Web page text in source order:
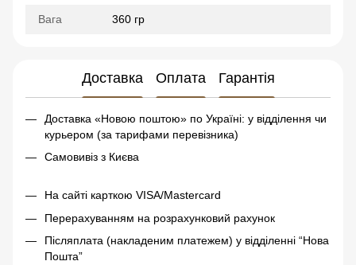
Вага 360 гр
Доставка Оплата Гарантія
Доставка «Новою поштою» по Україні: у відділення чи
курьером (за тарифами перевізника)
Самовивіз з Києва
На сайті карткою VISA/Mastercard
Перерахуванням на розрахунковий рахунок
Післяплата (накладеним платежем) у відділенні “Нова
Пошта”